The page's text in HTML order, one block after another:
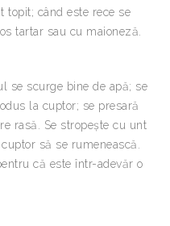
topit; când este rece se
tartar sau cu maioneză.
se scurge bine de apă; se
la cuptor; se presară
rasă. Se stropeşte cu unt
să se rumenească.
că este într-adevăr o